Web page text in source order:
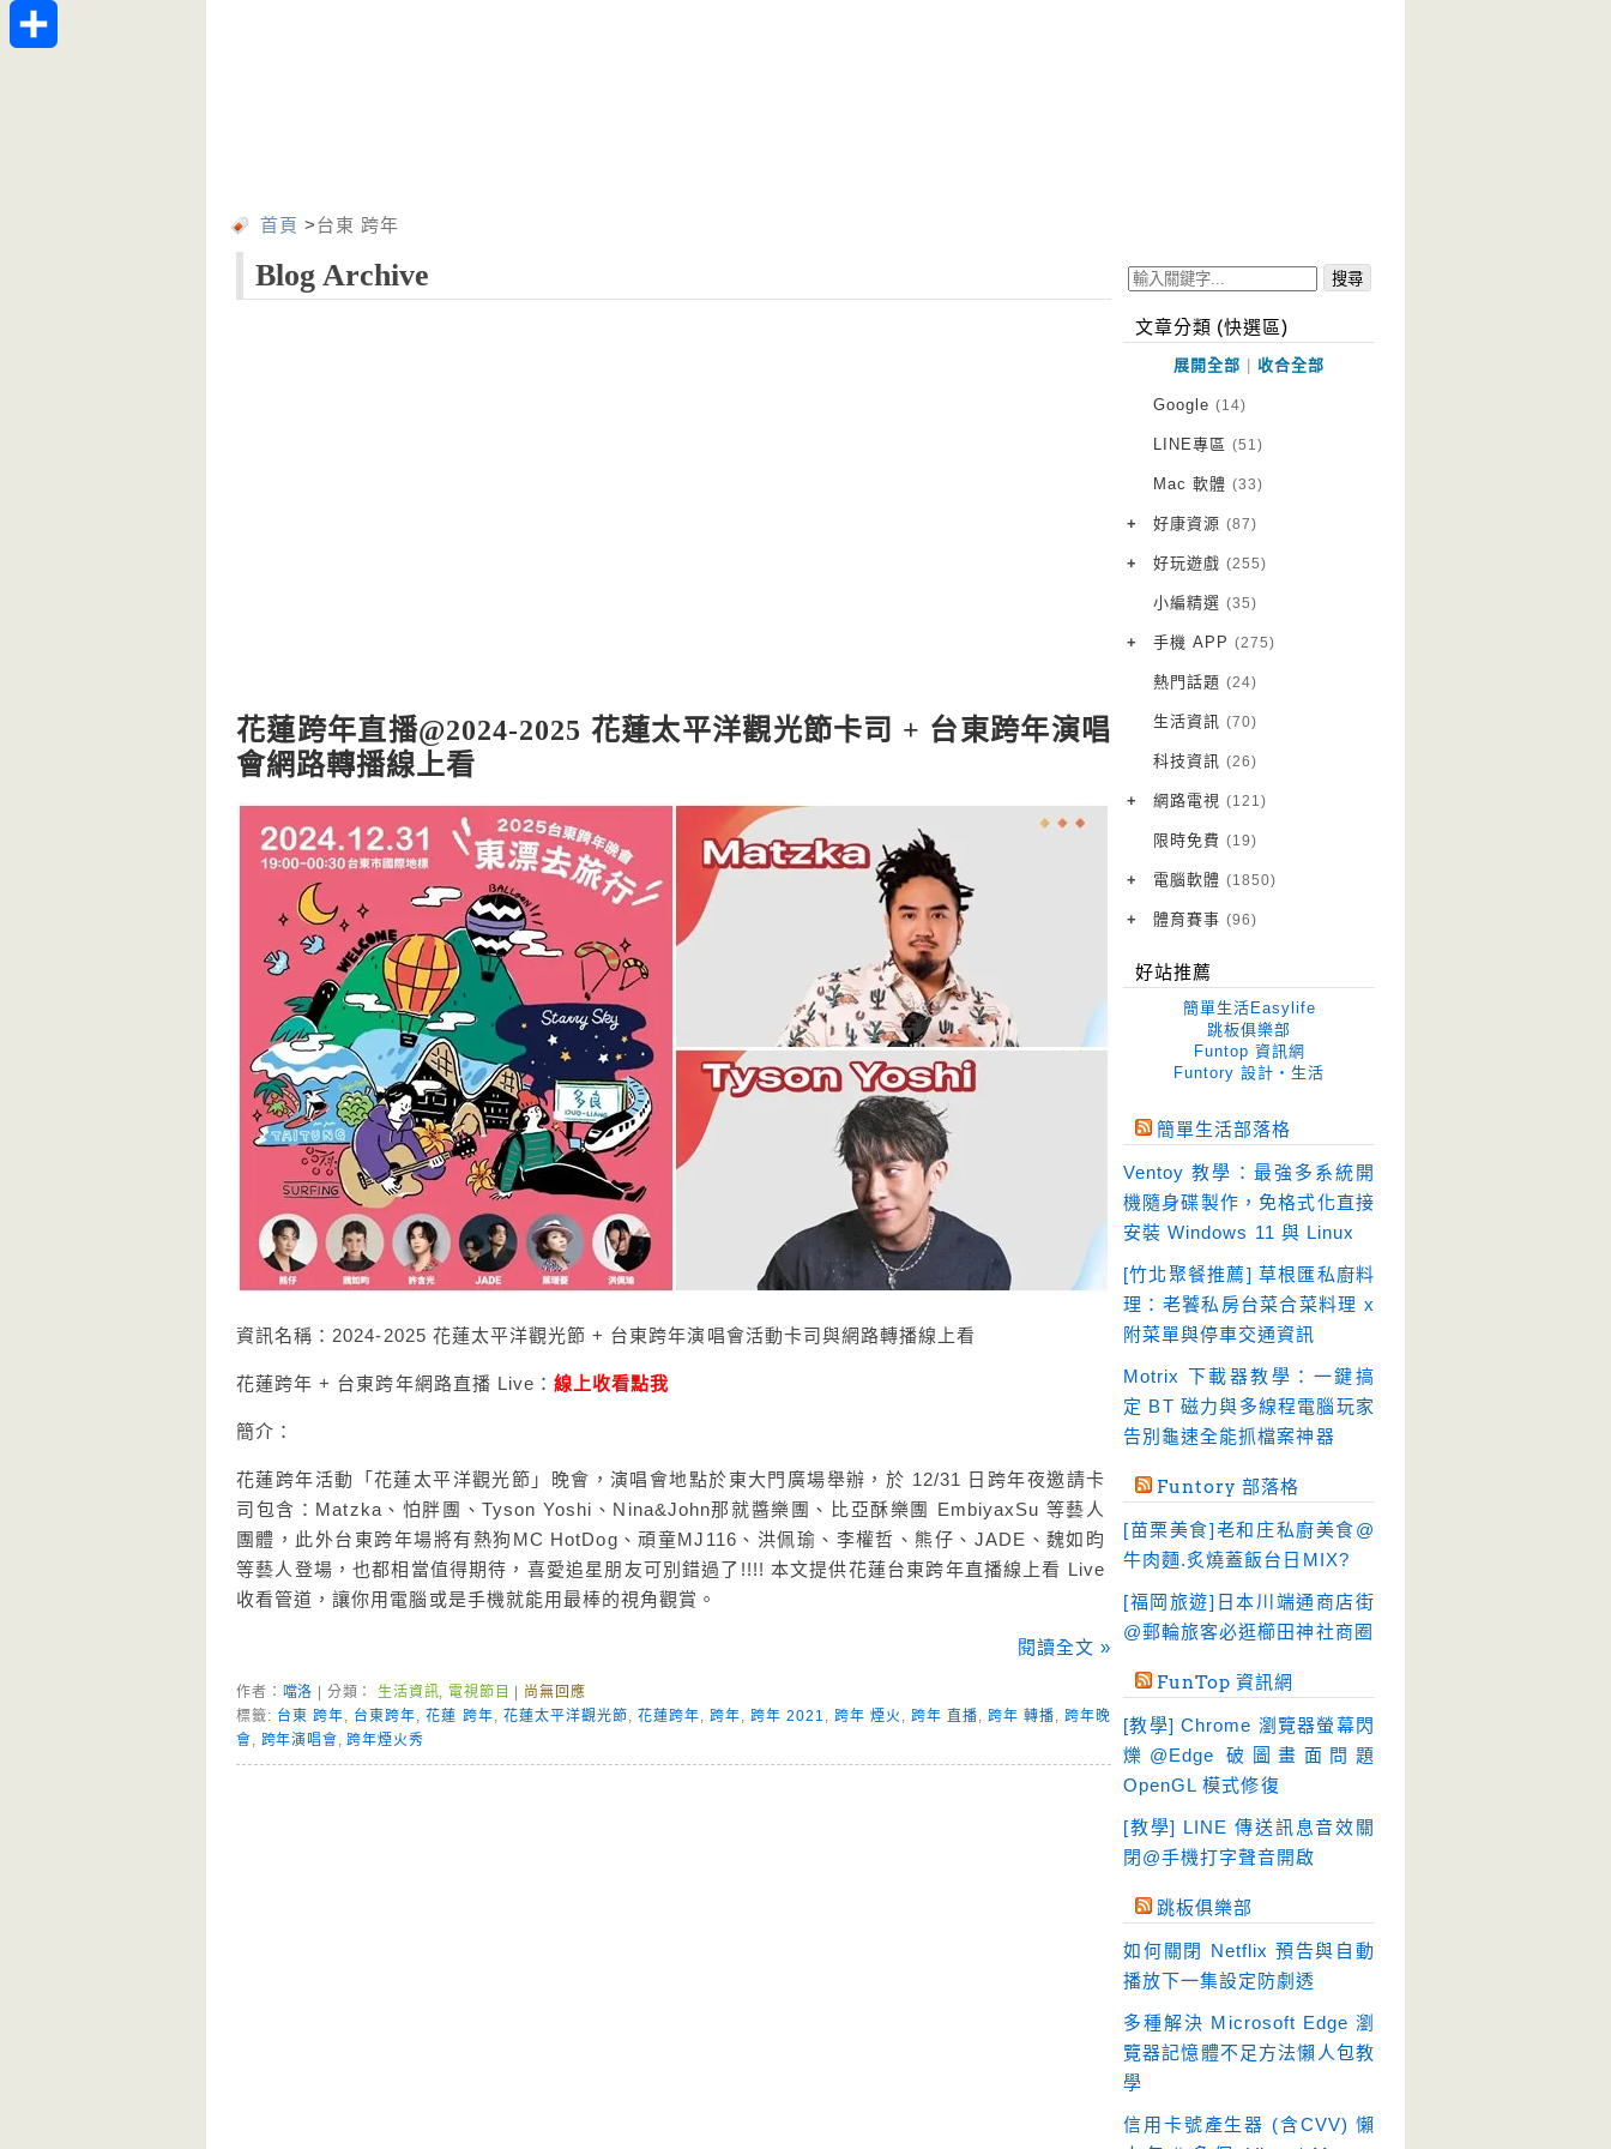
首頁 >台東 跨年
Blog Archive
花蓮跨年直播@2024-2025 花蓮太平洋觀光節卡司 + 台東跨年演唱
會網路轉播線上看
資訊名稱：2024-2025 花蓮太平洋觀光節 + 台東跨年演唱會活動卡司與網路轉播線上看
花蓮跨年 + 台東跨年網路直播 Live：線上收看點我
簡介：
花蓮跨年活動「花蓮太平洋觀光節」晚會，演唱會地點於東大門廣場舉辦，於 12/31 日跨年夜邀請卡
司包含：Matzka、怕胖團、Tyson Yoshi、Nina&John那就醬樂團、比亞酥樂團 EmbiyaxSu 等藝人
團體，此外台東跨年場將有熱狗MC HotDog、頑童MJ116、洪佩瑜、李權哲、熊仔、JADE、魏如昀
等藝人登場，也都相當值得期待，喜愛追星朋友可別錯過了!!!! 本文提供花蓮台東跨年直播線上看 Live
收看管道，讓你用電腦或是手機就能用最棒的視角觀賞。
閱讀全文 »
作者： 噹洛 | 分類： 生活資訊, 電視節目
尚無回應
標籤: 台東 跨年, 台東跨年,花蓮 跨年, 花蓮太平洋觀光節 , 花蓮跨年,跨年,跨年 2021 , 跨年 煙火 , 跨年 直播, 跨年 轉播,跨年晚
會, 跨年演唱會,跨年煙火秀
文章分類 (快選區)
展開全部 收合全部
Google (14)
LINE專區 (51)
Mac 軟體 (33)
+ 好康資源 (87)
VPN 翻牆
免費資源
字體下載
網站推薦
+ 好玩遊戲 (255)
Android 遊戲
iOS 遊戲
網頁遊戲
電腦遊戲
小編精選 (35)
+ 手機 APP (275)
Android 軟體
iOS 軟體
Root 相關
越獄JB
熱門話題 (24)
生活資訊 (70)
科技資訊 (26)
+ 網路電視 (121)
電視影集
電視節目
限時免費 (19)
+ 電腦軟體 (1850)
作業系統
優化軟體 (43)
光碟工具 (33)
免安裝 (679)
即時通訊 (28)
壓縮軟體 (9)
安全防護 (60)
影音播放 (52)
影音轉檔 (81)
教育學習 (23)
文書工具 (92)
畫面擷取 (36)
看圖程式 (17)
硬碟工具 (65)
系統工具 (245)
(198)
翻譯軟體 (4)
輸入法 (4)
+ 體育賽事 (96)
好站推薦
簡單生活Easylife
跳板俱樂部
Funtop 資訊網
Funtory 設計‧生活
簡單生活部落格
Ventoy 教學：最強多系統開
機隨身碟製作，免格式化直接
安裝 Windows 11 與 Linux
[竹北聚餐推薦] 草根匯私廚料
理：老饕私房台菜合菜料理 x
附菜單與停車交通資訊
Motrix 下載器教學：一鍵搞
定 BT 磁力與多線程電腦玩家
告別龜速全能抓檔案神器
Funtory 部落格
[苗栗美食]老和庄私廚美食@
牛肉麵.炙燒蓋飯台日MIX?
[福岡旅遊]日本川端通商店街
@郵輪旅客必逛櫛田神社商圈
FunTop 資訊網
[教學] Chrome 瀏覽器螢幕閃
爍@Edge 破圖畫面問題
OpenGL 模式修復
[教學] LINE 傳送訊息音效關
閉@手機打字聲音開啟
跳板俱樂部
如何關閉 Netflix 預告與自動
播放下一集設定防劇透
多種解決 Microsoft Edge 瀏
覽器記憶體不足方法懶人包教
學
信用卡號產生器 (含CVV) 懶
Telegram